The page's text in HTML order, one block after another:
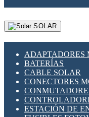
SOLAR
ADAPTADORES
BATERÍAS
CABLE SOLAR
CONECTORES
ESTACIÓN DE